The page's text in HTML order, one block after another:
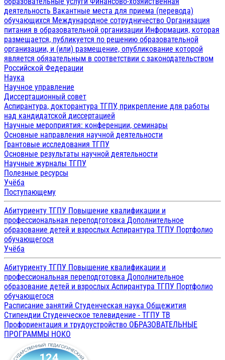
деятельность Вакантные места для приема (перевода)
обучающихся Международное сотрудничество Организация
питания в образовательной организации Информация, которая
размещается, публикуется по решению образовательной
организации, и (или) размещение, опубликование которой
является обязательным в соответствии с законодательством
Российской Федерации
Наука
Научное управление
Диссертационный совет
Аспирантура, докторантура ТГПУ, прикрепление для работы
над кандидатской диссертацией
Научные мероприятия: конференции, семинары
Основные направления научной деятельности
Грантовые исследования ТГПУ
Основные результаты научной деятельности
Научные журналы ТГПУ
Полезные ресурсы
Учёба
Поступающему
Абитуриенту ТГПУ Повышение квалификации и
профессиональная переподготовка Дополнительное
образование детей и взрослых Аспирантура ТГПУ Портфолио
обучающегося
Учёба
Абитуриенту ТГПУ Повышение квалификации и
профессиональная переподготовка Дополнительное
образование детей и взрослых Аспирантура ТГПУ Портфолио
обучающегося
Расписание занятий Студенческая наука Общежития
Стипендии Студенческое телевидение - ТГПУ ТВ
Профориентация и трудоустройство ОБРАЗОВАТЕЛЬНЫЕ
ПРОГРАММЫ НОКО